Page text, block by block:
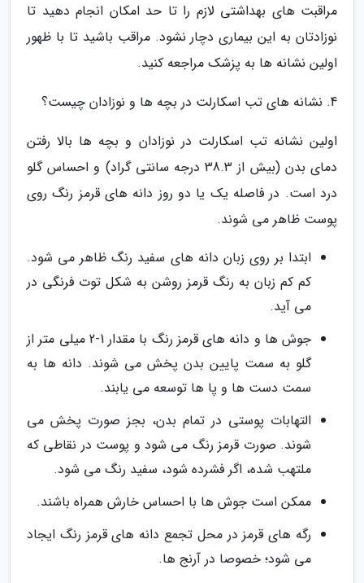
مراقبت های بهداشتی لازم را تا حد امکان انجام دهید تا
نوزادتان به این بیماری دچار نشود. مراقب باشید تا با ظهور
اولین نشانه ها به پزشک مراجعه کنید.
4. نشانه های تب اسکارلت در بچه ها و نوزادان چیست؟
اولین نشانه تب اسکارلت در نوزادان و بچه ها بالا رفتن
دمای بدن (بیش از 38.3 درجه سانتی گراد) و احساس گلو
درد است. در فاصله یک یا دو روز دانه های قرمز رنگ روی
پوست ظاهر می شوند.
ابتدا بر روی زبان دانه های سفید رنگ ظاهر می شود.
کم کم زبان به رنگ قرمز روشن به شکل توت فرنگی در
می آید.
جوش ها و دانه های قرمز رنگ با مقدار 1-2 میلی متر از
گلو به سمت پایین بدن پخش می شوند. دانه ها به
سمت دست ها و پا ها توسعه می یابند.
التهابات پوستی در تمام بدن، بجز صورت پخش می
شوند. صورت قرمز رنگ می شود و پوست در نقاطی که
ملتهب شده، اگر فشرده شود، سفید رنگ می شود.
ممکن است جوش ها با احساس خارش همراه باشند.
رگه های قرمز در محل تجمع دانه های قرمز رنگ ایجاد
می شود؛ خصوصا در آرنج ها.